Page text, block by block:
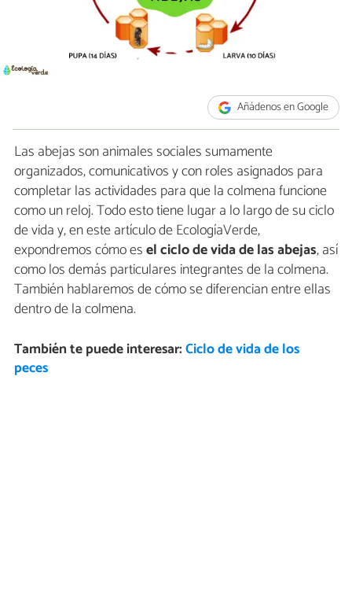
Añádenos en Google
Las abejas son animales sociales sumamente
organizados, comunicativos y con roles asignados para
completar las actividades para que la colmena funcione
como un reloj. Todo esto tiene lugar a lo largo de su ciclo
de vida y, en este artículo de EcologíaVerde,
expondremos cómo esel ciclo de vida de las abejas, así
como los demás particulares integrantes de la colmena.
También hablaremos de cómo se diferencian entre ellas
dentro de la colmena.
También te puede interesar:Ciclo de vida de los
peces